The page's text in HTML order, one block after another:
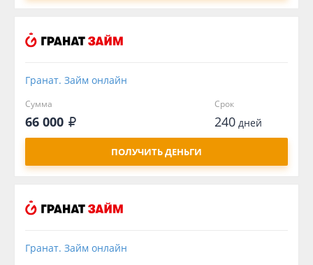
Гранат. Займ онлайн
Сумма
66 000
Срок
240дней
ПОЛУЧИТЬ ДЕНЬГИ
Гранат. Займ онлайн